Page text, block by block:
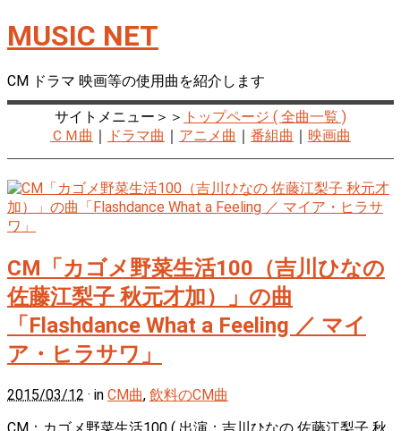
MUSIC NET
CM ドラマ 映画等の使用曲を紹介します
サイトメニュー＞＞ トップページ ( 全曲一覧 )
ＣＭ曲 ｜ ドラマ曲 ｜ アニメ曲 ｜ 番組曲 ｜ 映画曲
CM「カゴメ野菜生活100（吉川ひなの
佐藤江梨子 秋元才加）」の曲
「Flashdance What a Feeling ／ マイ
ア・ヒラサワ」
2015/03/12 · in CM曲, 飲料のCM曲
CM：カゴメ野菜生活100 ( 出演：吉川ひなの 佐藤江梨子 秋